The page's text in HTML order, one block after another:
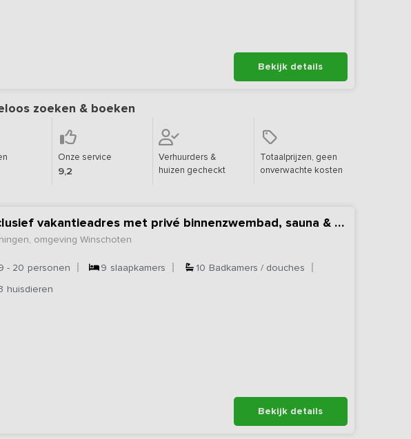
Bekijk details
zoeken & boeken
Onze service
9,2
Verhuurders &
huizen gecheckt
Totaalprijzen, geen
onverwachte kosten
Exclusief vakantieadres met privé binnenzwembad, sauna & bubbelbad
omgeving Winschoten
- 20 personen 9 slaapkamers 10 Badkamers / douches
huisdieren
Bekijk details